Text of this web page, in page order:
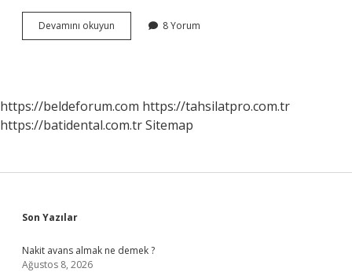
Devamını okuyun
Yıllık
8 Yorum
https://beldeforum.com https://tahsilatpro.com.tr
https://batidental.com.trSitemap
Sidebar
Son Yazılar
Nakit avans almak ne demek ?
Ağustos 8, 2026